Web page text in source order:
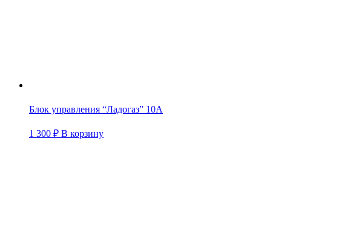
Блок управления “Ладогаз” 10A
1 300 ₽ В корзину